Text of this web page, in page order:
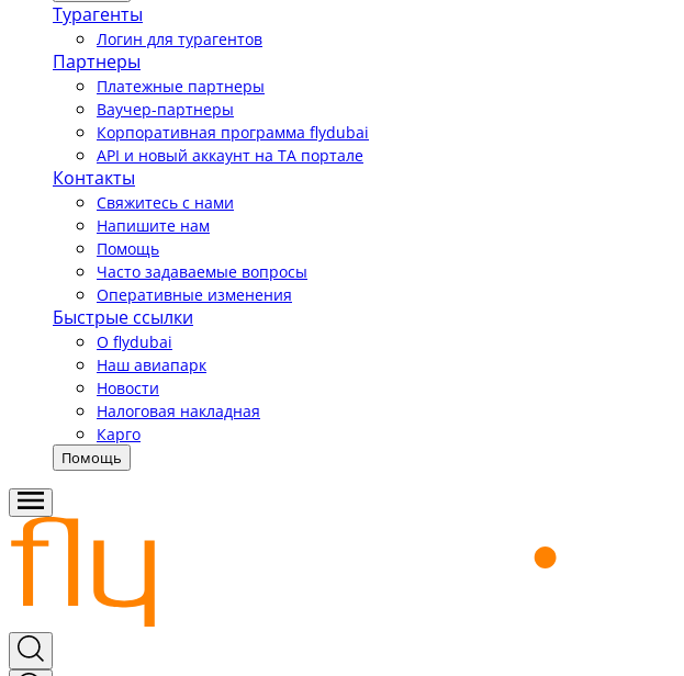
Турагенты
Логин для турагентов
Партнеры
Платежные партнеры
Ваучер-партнеры
Корпоративная программа flydubai
API и новый аккаунт на TA портале
Контакты
Свяжитесь с нами
Напишите нам
Помощь
Часто задаваемые вопросы
Оперативные изменения
Быстрые ссылки
О flydubai
Наш авиапарк
Новости
Налоговая накладная
Карго
Помощь